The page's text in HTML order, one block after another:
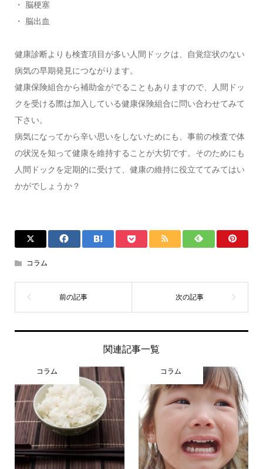
・ 脳梗塞
・ 脳出血
健康診断よりも検査項目が多い人間ドックは、自覚症状のない
病気の早期発見につながります。
健康保険組合から補助金がでることもありますので、人間ドッ
クを受ける際は加入している健康保険組合に問い合わせてみて
下さい。
病気になってから辛い思いをしないためにも、事前の検査で体
の状況を知って健康を維持することが大切です。そのためにも
人間ドックを定期的に受けて、健康の維持に役立ててみてはい
かがでしょうか？
コラム
関連記事一覧
コラム コラム